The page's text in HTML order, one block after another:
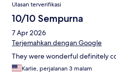
Ulasan terverifikasi
10/10 Sempurna
7 Apr 2026
Terjemahkan dengan Google
They were wonderful definitely
Karlie, perjalanan 3 malam